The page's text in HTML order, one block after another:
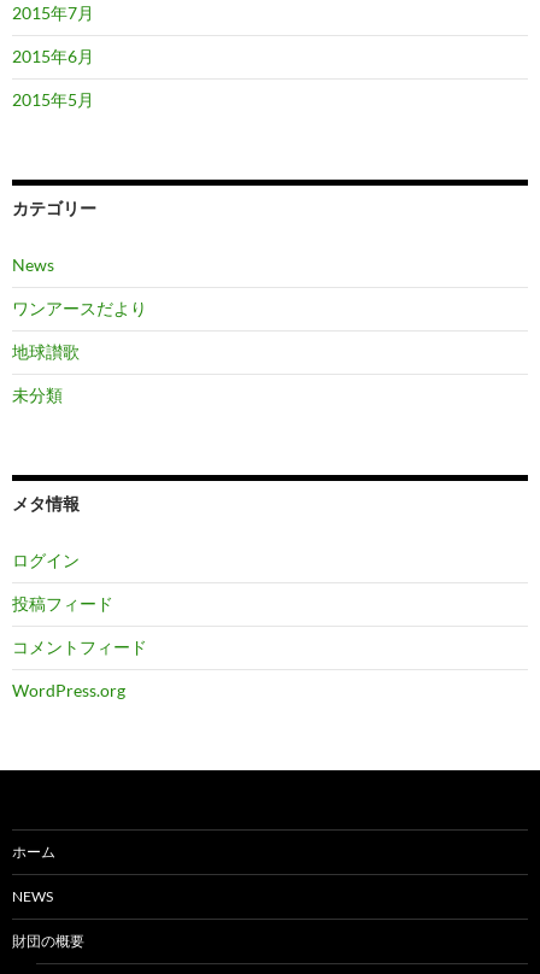
2015年7月
2015年6月
2015年5月
カテゴリー
News
ワンアースだより
地球讃歌
未分類
メタ情報
ログイン
投稿フィード
コメントフィード
WordPress.org
ホーム
NEWS
財団の概要